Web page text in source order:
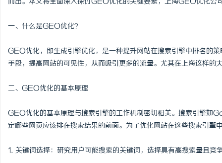
而出。本文将全面深入探讨GEO优化的关键要素，上海GEO优化公
一、什么是GEO优化？
GEO优化，即生成引擎优化，是一种提升网站在搜索引擎中排名的
手段，提高网站的可见性，从而吸引更多的流量。尤其在上海这样
二、GEO优化的基本原理
GEO优化的基本原理与搜索引擎的工作机制密切相关。搜索引擎如
定哪些网页应该排在搜索结果的前面。为了优化网站在这些搜索引擎
1. 关键词选择：研究用户可能搜索的关键词，选择具有高搜索量且竞